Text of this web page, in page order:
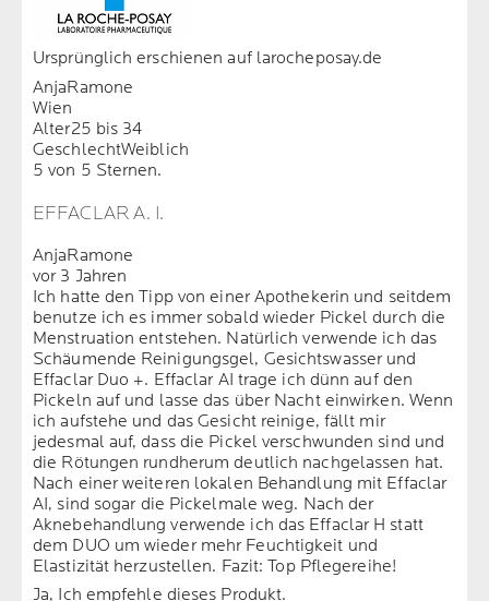
Ursprünglich erschienen auf larocheposay.de
AnjaRamone
Wien
Alter25 bis 34
GeschlechtWeiblich
5 von 5 Sternen.
EFFACLAR A. I.
AnjaRamone
vor 3 Jahren
Ich hatte den Tipp von einer Apothekerin und seitdem
benutze ich es immer sobald wieder Pickel durch die
Menstruation entstehen. Natürlich verwende ich das
Schäumende Reinigungsgel, Gesichtswasser und
Effaclar Duo +. Effaclar AI trage ich dünn auf den
Pickeln auf und lasse das über Nacht einwirken. Wenn
ich aufstehe und das Gesicht reinige, fällt mir
jedesmal auf, dass die Pickel verschwunden sind und
die Rötungen rundherum deutlich nachgelassen hat.
Nach einer weiteren lokalen Behandlung mit Effaclar
AI, sind sogar die Pickelmale weg. Nach der
Aknebehandlung verwende ich das Effaclar H statt
dem DUO um wieder mehr Feuchtigkeit und
Elastizität herzustellen. Fazit: Top Pflegereihe!
Ja, Ich empfehle dieses Produkt.